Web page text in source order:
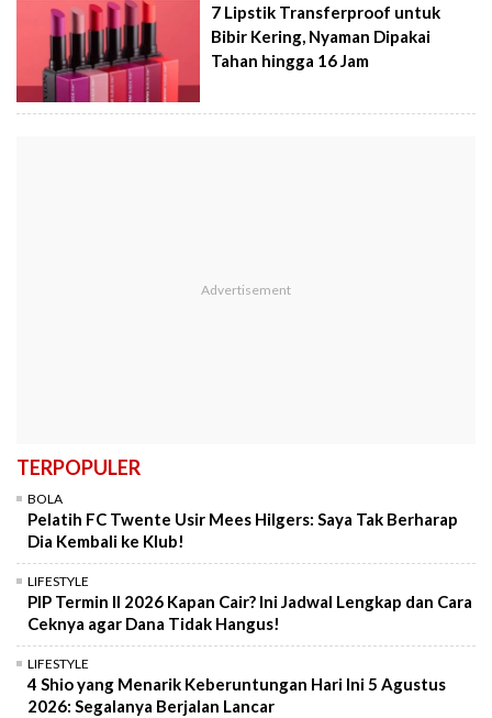
7 Lipstik Transferproof untuk
Bibir Kering, Nyaman Dipakai
Tahan hingga 16 Jam
TERPOPULER
BOLA
Pelatih FC Twente Usir Mees Hilgers: Saya Tak Berharap
Dia Kembali ke Klub!
LIFESTYLE
PIP Termin II 2026 Kapan Cair? Ini Jadwal Lengkap dan Cara
Ceknya agar Dana Tidak Hangus!
LIFESTYLE
4 Shio yang Menarik Keberuntungan Hari Ini 5 Agustus
2026: Segalanya Berjalan Lancar